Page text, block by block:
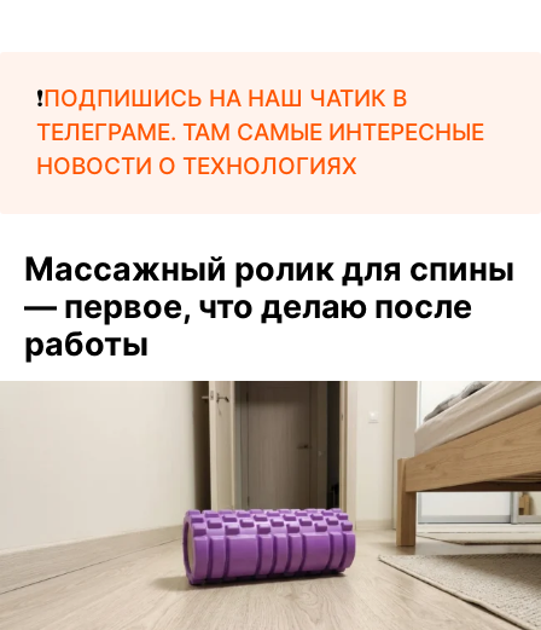
❗️ПОДПИШИСЬ НА НАШ ЧАТИК В
ТЕЛЕГРАМЕ. ТАМ САМЫЕ ИНТЕРЕСНЫЕ
НОВОСТИ О ТЕХНОЛОГИЯХ
Массажный ролик для спины
— первое, что делаю после
работы